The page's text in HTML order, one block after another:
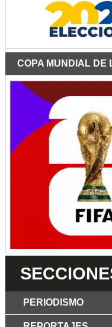
COPA MUNDIAL DE
PERIODISMO